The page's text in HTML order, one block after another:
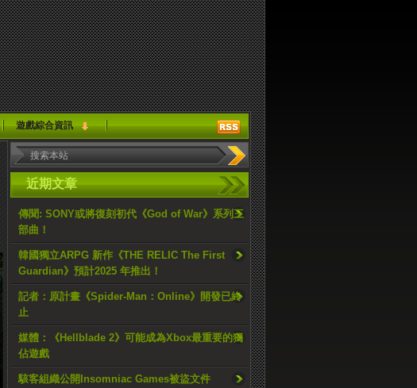
遊戲綜合資訊
近期文章
傳聞: SONY或將復刻初代《God of War》系列三
部曲！
韓國獨立ARPG 新作《THE RELIC The First
Guardian》預計2025 年推出！
記者：原計畫《Spider-Man：Online》開發已終
止
媒體：《Hellblade 2》可能成為Xbox最重要的獨
佔遊戲
駭客組織公開Insomniac Games被盜文件